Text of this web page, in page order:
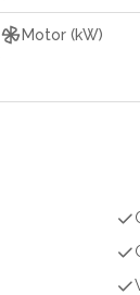
Motor (kW)